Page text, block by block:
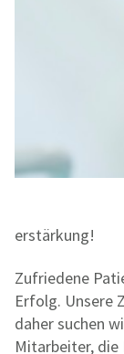
erstärkung!
Zufriedene
Erfolg. Unsere
daher suchen
Mitarbeiter,